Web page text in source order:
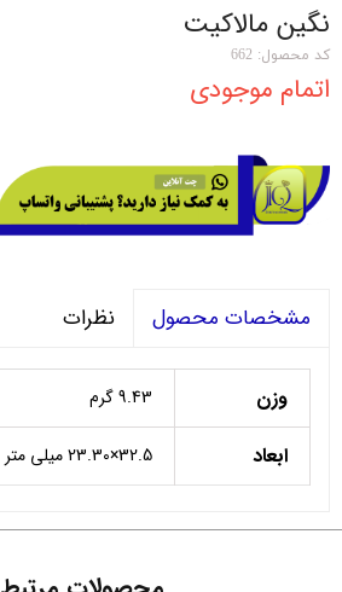
نگین مالاکیت
کد محصول: 662
اتمام موجودی
مشخصات محصول نظرات
وزن 9.43 گرم
ابعاد 32.5×23.30 میلی متر